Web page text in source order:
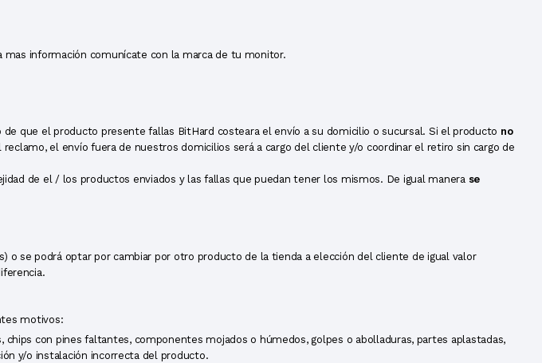
mas información comunícate con la marca de tu monitor.
que el producto presente fallas BitHard costeara el envío a su domicilio o sucursal. Si el producto no
el envío fuera de nuestros domicilios será a cargo del cliente y/o coordinar el retiro sin cargo de
de el / los productos enviados y las fallas que puedan tener los mismos. De igual manera se
o se podrá optar por cambiar por otro producto de la tienda a elección del cliente de igual valor
motivos:
con pines faltantes, componentes mojados o húmedos, golpes o abolladuras, partes aplastadas,
y/o instalación incorrecta del producto.